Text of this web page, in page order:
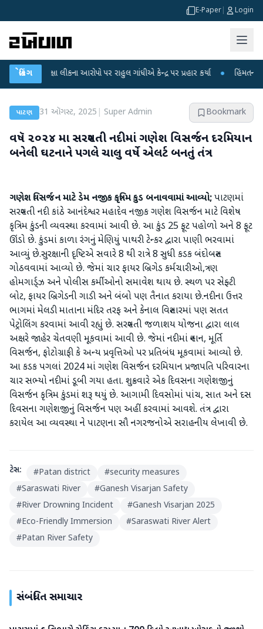
E-Paper Login
બ્રેકિંગ
પરીક્ષા લીકના આરોપો પર રાહુલ ગાંધીએ કેન્દ્ર પર પ્રહાર કર્યા ● હિંમતનગરમાં
પાટણ 31 ઑગસ્ટ, 2025 Super Admin Bookmark
વષૅ ૨૦૨૪ મા સરસ્વતી નદીમાં ગણેશ વિસર્જન દરમિયાન
બનેલી ઘટનાને પગલે ચાલુ વર્ષે એલર્ટ બનતું તંત્ર
ગણેશ વિસર્જન માટે ડેમ નજીક કૃત્રિમ કુડ બનાવવામાં આવ્યો;પાટણમાં
સરસ્વતી નદી કાંઠે આનંદેશ્વર મહાદેવ નજીક ગણેશ વિસર્જન માટે વિશેષ
કૃત્રિમ કુંડની વ્યવસ્થા કરવામાં આવી છે. આ કુંડ 25 ફૂટ પહોળો અને 8 ફૂટ
ઊંડો છે. કુંડમાં કાળા રંગનું મેણિયું પાથરી ટેન્કર દ્વારા પાણી ભરવામાં
આવ્યું છે.સુરક્ષાની દૃષ્ટિએ સવારે 8 થી રાત્રે 8 સુધી કડક બંદોબસ્ત
ગોઠવવામાં આવ્યો છે. જેમાં ચાર ફાયર બ્રિગેડ કર્મચારીઓ,ત્રણ
હોમગાર્ડ્ઝ અને પોલીસ કર્મીઓનો સમાવેશ થાય છે. સ્થળ પર સેફ્ટી
બોટ, ફાયર બ્રિગેડની ગાડી અને બંબો પણ તૈનાત કરાયા છે.નદીના ઉત્તર
ભાગમાં મેલડી માતાના મંદિર તરફ અને કેનાલ વિસ્તારમાં પણ સતત
પેટ્રોલિંગ કરવામાં આવી રહ્યું છે. સરસ્વતી જળાશય યોજના દ્વારા લાલ
અક્ષરે જાહેર ચેતવણી મૂકવામાં આવી છે. જેમાં નદીમાં સ્નાન, મૂર્તિ
વિસર્જન, ફોટોગ્રાફી કે અન્ય પ્રવૃત્તિઓ પર પ્રતિબંધ મૂકવામાં આવ્યો છે.
આ કડક પગલાં 2024 માં ગણેશ વિસર્જન દરમિયાન પ્રજાપતિ પરિવારના
ચાર સભ્યો નદીમાં ડૂબી ગયા હતા. શુક્રવારે એક દિવસના ગણેશજીનું
વિસર્જન કૃત્રિમ કુંડમાં શરૂ થયું છે. આગામી દિવસોમાં પાંચ, સાત અને દસ
દિવસના ગણેશજીનું વિસર્જન પણ અહીં કરવામાં આવશે. તંત્ર દ્વારા
કરાયેલ આ વ્યવસ્થા ને પાટણના સૌ નગરજનોએ સરાહનીય લેખાવી છે.
ટેગ્સ: #Patan district #security measures
#Saraswati River #Ganesh Visarjan Safety
#River Drowning Incident #Ganesh Visarjan 2025
#Eco-Friendly Immersion #Saraswati River Alert
#Patan River Safety
સંબંધિત સમાચાર